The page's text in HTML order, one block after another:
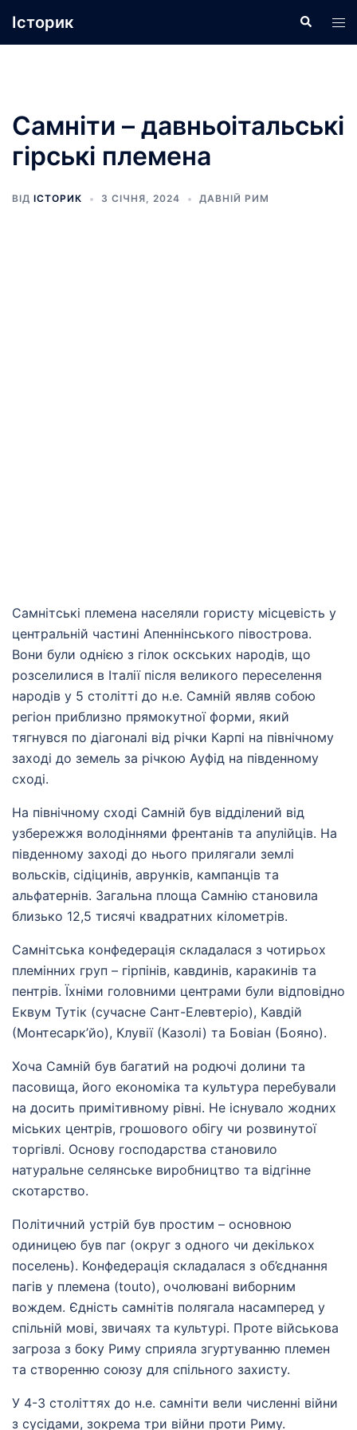
доІсторик Пошук
Самніти – давньоітальські
гірські племена
ВІД ІСТОРИК 3 СІЧНЯ, 2024 ДАВНІЙ РИМ
Самнітські племена населяли гористу місцевість у
центральній частині Апеннінського півострова.
Вони були однією з гілок оскських народів, що
розселилися в Італії після великого переселення
народів у 5 столітті до н.е. Самній являв собою
регіон приблизно прямокутної форми, який
тягнувся по діагоналі від річки Карпі на північному
заході до земель за річкою Ауфід на південному
сході.
На північному сході Самній був відділений від
узбережжя володіннями френтанів та апулійців. На
південному заході до нього прилягали землі
вольсків, сідіцинів, аврунків, кампанців та
альфатернів. Загальна площа Самнію становила
близько 12,5 тисячі квадратних кілометрів.
Самнітська конфедерація складалася з чотирьох
племінних груп – гірпінів, кавдинів, каракинів та
пентрів. Їхніми головними центрами були відповідно
Еквум Тутік (сучасне Сант-Елевтеріо), Кавдій
(Монтесарк’йо), Клувії (Казолі) та Бовіан (Бояно).
Хоча Самній був багатий на родючі долини та
пасовища, його економіка та культура перебували
на досить примітивному рівні. Не існувало жодних
міських центрів, грошового обігу чи розвинутої
торгівлі. Основу господарства становило
натуральне селянське виробництво та відгінне
скотарство.
Політичний устрій був простим – основною
одиницею був паг (округ з одного чи декількох
поселень). Конфедерація складалася з об’єднання
пагів у племена (touto), очолювані виборним
вождем. Єдність самнітів полягала насамперед у
спільній мові, звичаях та культурі. Проте військова
загроза з боку Риму сприяла згуртуванню племен
та створенню союзу для спільного захисту.
У 4-3 століттях до н.е. самніти вели численні війни
з сусідами, зокрема три війни проти Риму.